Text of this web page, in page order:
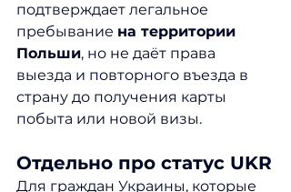
подтверждает легальное
пребывание на территории
Польши, но не даёт права
выезда и повторного въезда в
страну до получения карты
побыта или новой визы.
Отдельно про статус UKR
Для граждан Украины, которые